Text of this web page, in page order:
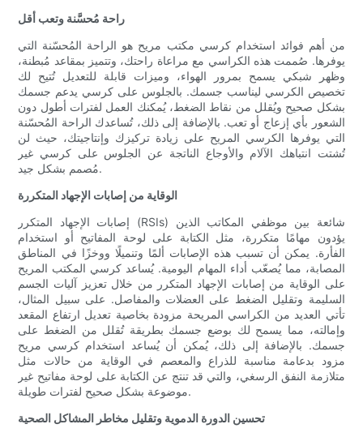
راحة مُحسَّنة وتعب أقل
من أهم فوائد استخدام كرسي مكتب مريح هو الراحة المُحسّنة التي
يوفرها. صُممت هذه الكراسي مع مراعاة راحتك، وتتميز بمقاعد مُبطنة،
وظهر شبكي يسمح بمرور الهواء، وميزات قابلة للتعديل تُتيح لك
تخصيص الكرسي ليناسب جسمك. بالجلوس على كرسي يدعم جسمك
بشكل صحيح ويُقلل من نقاط الضغط، يُمكنك العمل لفترات أطول دون
الشعور بأي إزعاج أو تعب. بالإضافة إلى ذلك، تُساعدك الراحة المُحسّنة
التي يوفرها الكرسي المريح على زيادة تركيزك وإنتاجيتك، حيث لن
تُشتت انتباهك الآلام والأوجاع الناتجة عن الجلوس على كرسي غير
مُصمم بشكل جيد.
الوقاية من إصابات الإجهاد المتكررة
إصابات الإجهاد المتكرر (RSIs) شائعة بين موظفي المكاتب الذين
يؤدون مهامًا متكررة، مثل الكتابة على لوحة المفاتيح أو استخدام
الفأرة. يمكن أن تسبب هذه الإصابات ألمًا وتنميلًا ووخزًا في المناطق
المصابة، مما يُصعّب أداء المهام اليومية. يُساعد كرسي المكتب المريح
على الوقاية من إصابات الإجهاد المتكرر من خلال تعزيز آليات الجسم
السليمة وتقليل الضغط على العضلات والمفاصل. على سبيل المثال،
تأتي العديد من الكراسي المريحة مزودة بخاصية تعديل ارتفاع المقعد
وإمالته، مما يسمح لك بوضع جسمك بطريقة تُقلل من الضغط على
جسمك. بالإضافة إلى ذلك، يُمكن أن يُساعد استخدام كرسي مريح
مزود بدعامة مناسبة للذراع والمعصم في الوقاية من حالات مثل
متلازمة النفق الرسغي، والتي قد تنتج عن الكتابة على لوحة مفاتيح غير
موضوعة بشكل صحيح لفترات طويلة.
تحسين الدورة الدموية وتقليل مخاطر المشاكل الصحية